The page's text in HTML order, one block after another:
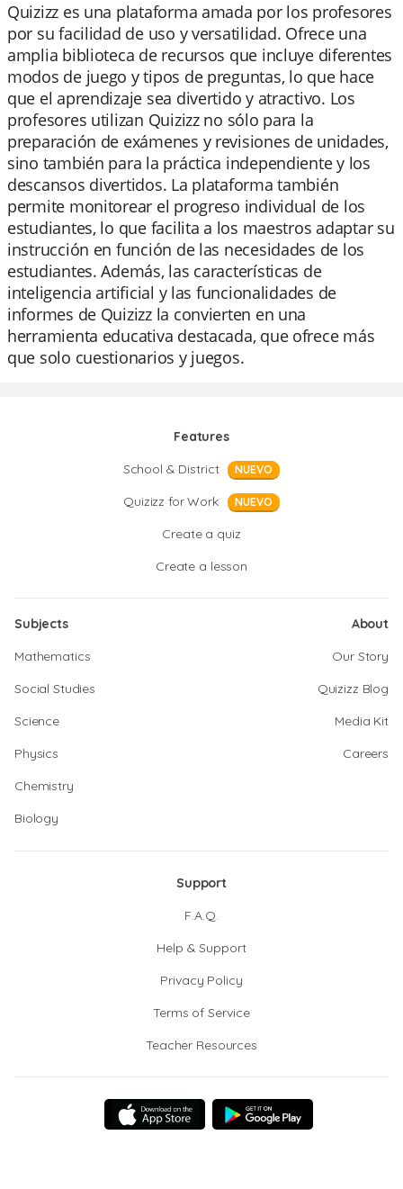
Quizizz es una plataforma amada por los profesores
por su facilidad de uso y versatilidad. Ofrece una
amplia biblioteca de recursos que incluye diferentes
modos de juego y tipos de preguntas, lo que hace
que el aprendizaje sea divertido y atractivo. Los
profesores utilizan Quizizz no sólo para la
preparación de exámenes y revisiones de unidades,
sino también para la práctica independiente y los
descansos divertidos. La plataforma también
permite monitorear el progreso individual de los
estudiantes, lo que facilita a los maestros adaptar su
instrucción en función de las necesidades de los
estudiantes. Además, las características de
inteligencia artificial y las funcionalidades de
informes de Quizizz la convierten en una
herramienta educativa destacada, que ofrece más
que solo cuestionarios y juegos.
Features
School & District
NUEVO
Quizizz for Work NUEVO
Create a quiz
Create a lesson
Subjects
Mathematics
Social Studies
Science
Physics
Chemistry
Biology
About
Our Story
Quizizz Blog
Media Kit
Careers
Support
F.A.Q.
Help & Support
Privacy Policy
Terms of Service
Teacher Resources